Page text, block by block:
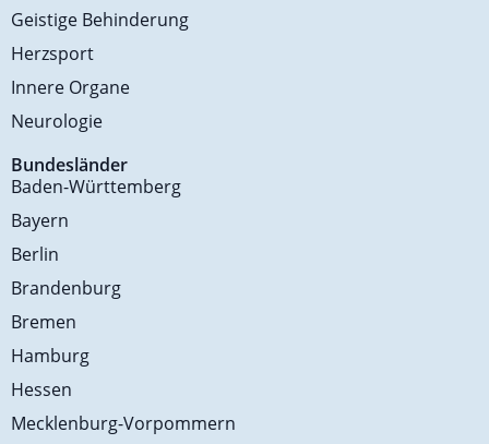
Geistige Behinderung
Herzsport
Innere Organe
Neurologie
Bundesländer
Baden-Württemberg
Bayern
Berlin
Brandenburg
Bremen
Hamburg
Hessen
Mecklenburg-Vorpommern